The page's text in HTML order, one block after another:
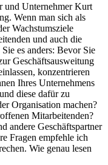
und Unternehmer Kurt
Wenn man sich als
Wachstumsziele
und auch die
es anders: Bevor Sie
Geschäftsausweitung
konzentrieren
Ihres Unternehmens
diese dafür zu
Organisation machen?
Mitarbeitenden?
andere Geschäftspartner
Fragen empfehle ich
Wie genau lesen